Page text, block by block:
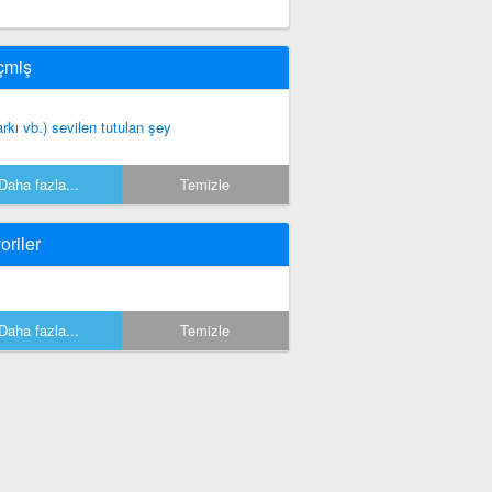
vb.) sevilen tutulan şey
Daha fazla... Temizle
Daha fazla... Temizle